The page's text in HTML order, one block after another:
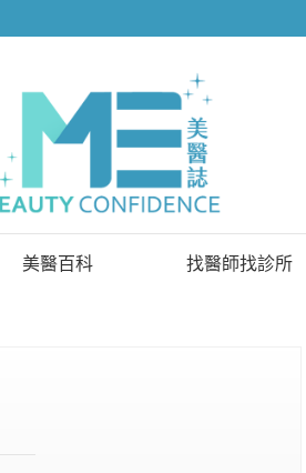
美醫百科 找醫師找診所